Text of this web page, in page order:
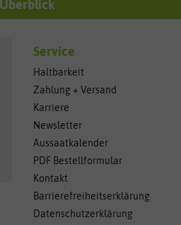
Service
Haltbarkeit
Zahlung + Versand
Karriere
Newsletter
Aussaatkalender
PDF Bestellformular
Kontakt
Barrierefreiheitserklärung
Datenschutzerklärung